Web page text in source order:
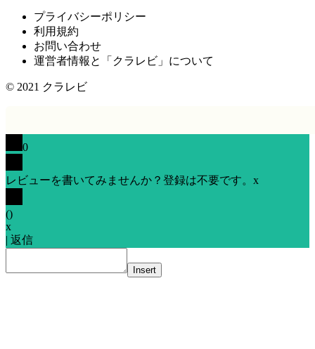
プライバシーポリシー
利用規約
お問い合わせ
運営者情報と「クラレビ」について
© 2021 クラレビ
0
レビューを書いてみませんか？登録は不要です。 x
()
x
| 返信
Insert